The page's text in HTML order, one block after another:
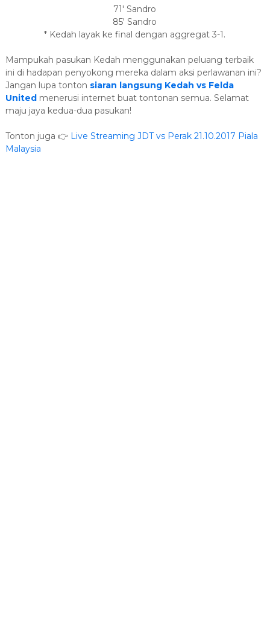
71' Sandro
85' Sandro
* Kedah layak ke final dengan aggregat 3-1.
Mampukah pasukan Kedah menggunakan peluang terbaik
ini di hadapan penyokong mereka dalam aksi perlawanan ini?
Jangan lupa tonton siaran langsung Kedah vs Felda
Unitedmenerusi internet buat tontonan semua. Selamat
maju jaya kedua-dua pasukan!
Tonton juga 👉 Live Streaming JDT vs Perak 21.10.2017 Piala
Malaysia